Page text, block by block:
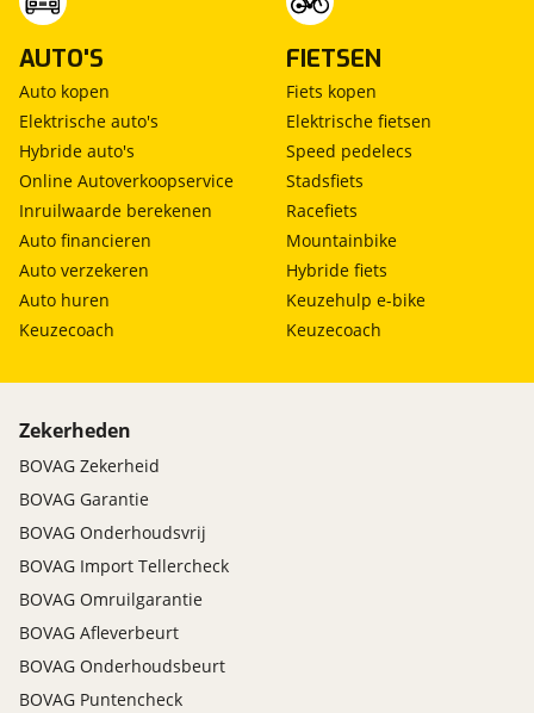
AUTO'S
Auto kopen
Elektrische auto's
Hybride auto's
Online Autoverkoopservice
Inruilwaarde berekenen
Auto financieren
Auto verzekeren
Auto huren
Keuzecoach
FIETSEN
Fiets kopen
Elektrische fietsen
Speed pedelecs
Stadsfiets
Racefiets
Mountainbike
Hybride fiets
Keuzehulp e-bike
Keuzecoach
Zekerheden
BOVAG Zekerheid
BOVAG Garantie
BOVAG Onderhoudsvrij
BOVAG Import Tellercheck
BOVAG Omruilgarantie
BOVAG Afleverbeurt
BOVAG Onderhoudsbeurt
BOVAG Puntencheck